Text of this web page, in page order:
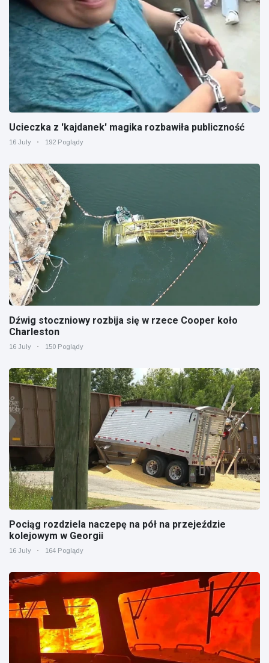
Ucieczka z 'kajdanek' magika rozbawiła publiczność
16 July 192 Poglądy
Dźwig stoczniowy rozbija się w rzece Cooper koło
Charleston
16 July 150 Poglądy
Pociąg rozdziela naczepę na pół na przejeździe
kolejowym w Georgii
16 July 164 Poglądy